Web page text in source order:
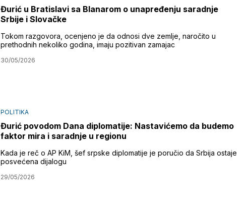
Đurić u Bratislavi sa Blanarom o unapređenju saradnje
Srbije i Slovačke
Tokom razgovora, ocenjeno je da odnosi dve zemlje, naročito u
prethodnih nekoliko godina, imaju pozitivan zamajac
30/05/2026
POLITIKA
Đurić povodom Dana diplomatije: Nastavićemo da budemo
faktor mira i saradnje u regionu
Kada je reč o AP KiM, šef srpske diplomatije je poručio da Srbija ostaje
posvećena dijalogu
29/05/2026